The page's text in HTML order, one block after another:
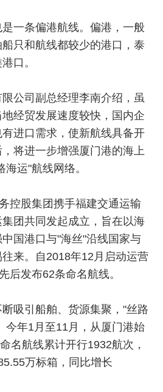
一条偏港航线。偏港，一般
只和航线都较少的港口，泰
口。
公司副总经理李南介绍，虽
经贸发展速度较快，国内企
进口需求，使新航线具备开
将进一步增强厦门港的海上
运"航线网络。
控股集团携手福建交通运输
团共同发起成立，旨在以海
国港口与"海丝"沿线国家与
来。自2018年12月启动运营
后发布62条命名航线。
吸引船舶、货源集聚，"丝路
今年1月至11月，从厦门港始
名航线累计开行1932航次，
万标箱，同比增长